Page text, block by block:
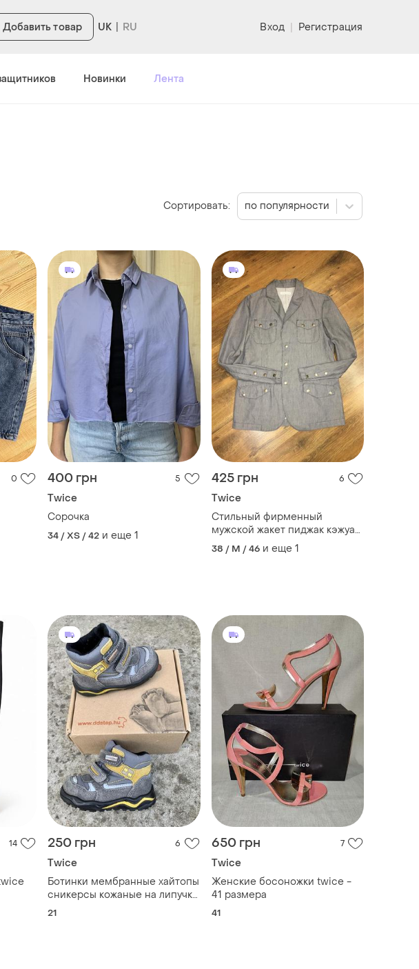
Добавить товар UK Вход | Регистрация
Новинки Лента
0 400 грн 5
Twice
Сорочка
34 / XS / 42 и еще 1
425 грн 6
Twice
Стильный фирменный
мужской жакет пиджак кэжуал
как zara twice
38 / M / 46 и еще 1
14 250 грн 6
Twice
Ботинки мембранные хайтопы
сникерсы кожаные на липучке
утеплённые twisty (болгария)
21
650 грн 7
Twice
Женские босоножки twice -
41 размера
41
Сортировать: по популярности